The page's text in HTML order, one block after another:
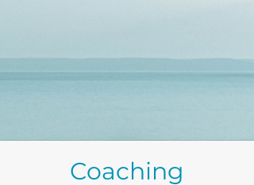
Coaching